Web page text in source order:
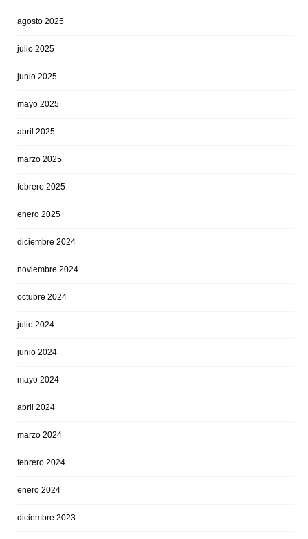
agosto 2025
julio 2025
junio 2025
mayo 2025
abril 2025
marzo 2025
febrero 2025
enero 2025
diciembre 2024
noviembre 2024
octubre 2024
julio 2024
junio 2024
mayo 2024
abril 2024
marzo 2024
febrero 2024
enero 2024
diciembre 2023